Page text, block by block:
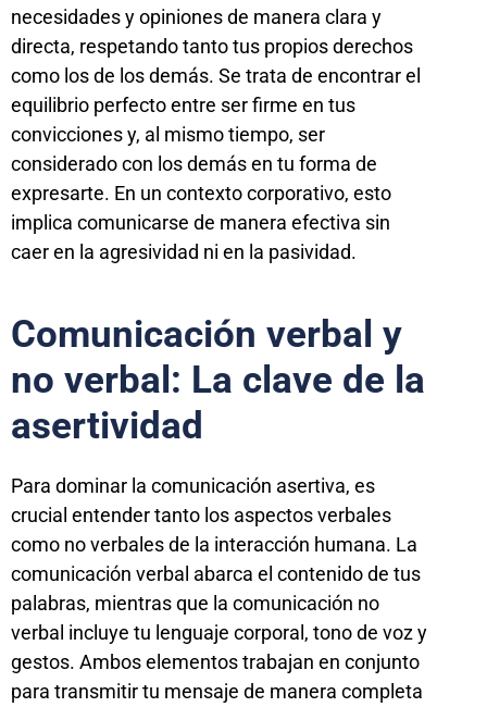
necesidades y opiniones de manera clara y
directa, respetando tanto tus propios derechos
como los de los demás. Se trata de encontrar el
equilibrio perfecto entre ser firme en tus
convicciones y, al mismo tiempo, ser
considerado con los demás en tu forma de
expresarte. En un contexto corporativo, esto
implica comunicarse de manera efectiva sin
caer en la agresividad ni en la pasividad.
Comunicación verbal y
no verbal: La clave de la
asertividad
Para dominar la comunicación asertiva, es
crucial entender tanto los aspectos verbales
como no verbales de la interacción humana. La
comunicación verbal abarca el contenido de tus
palabras, mientras que la comunicación no
verbal incluye tu lenguaje corporal, tono de voz y
gestos. Ambos elementos trabajan en conjunto
para transmitir tu mensaje de manera completa